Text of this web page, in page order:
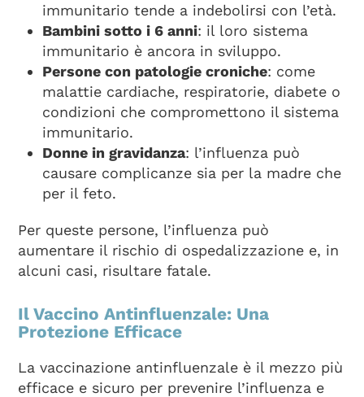
immunitario tende a indebolirsi con l’età.
Bambini sotto i 6 anni: il loro sistema
immunitario è ancora in sviluppo.
Persone con patologie croniche: come
malattie cardiache, respiratorie, diabete o
condizioni che compromettono il sistema
immunitario.
Donne in gravidanza: l’influenza può
causare complicanze sia per la madre che
per il feto.
Per queste persone, l’influenza può
aumentare il rischio di ospedalizzazione e, in
alcuni casi, risultare fatale.
Il Vaccino Antinfluenzale: Una
Protezione Efficace
La vaccinazione antinfluenzale è il mezzo più
efficace e sicuro per prevenire l’influenza e